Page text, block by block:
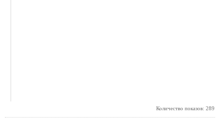
Количество показов: 289